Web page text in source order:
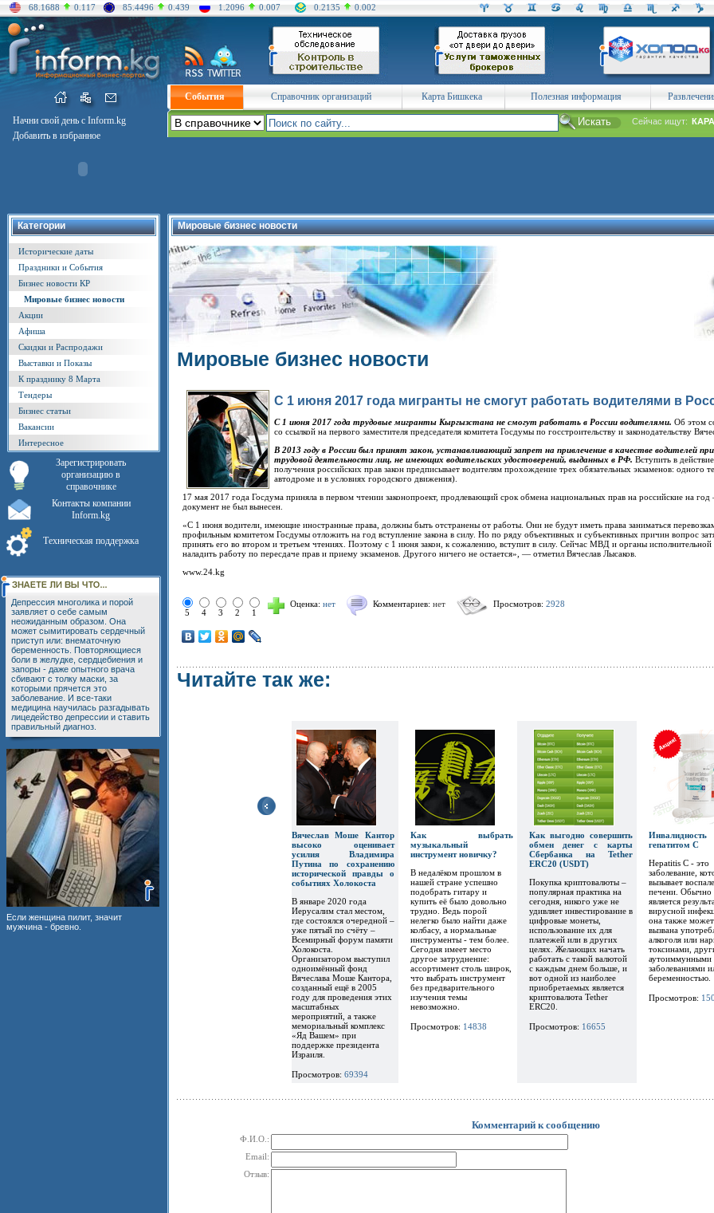
68.1688 0.117 85.4496 0.439 1.2096 0.007 0.2135 0.002
Начни свой день с Inform.kg
Добавить в избранное
События Справочник организаций Карта Бишкека Полезная информация
Сейчас ищут:
Категории
Исторические даты
Праздники и События
Бизнес новости КР
Мировые бизнес новости
Акции
Афиша
Скидки и Распродажи
Выставки и Показы
К празднику 8 Марта
Тендеры
Бизнес статьи
Вакансии
Интересное
Зарегистрировать
организацию в
справочнике
Контакты компании
Inform.kg
Техническая поддержка
Депрессия многолика и порой
заявляет о себе самым
неожиданным образом. Она
может сымитировать сердечный
приступ или: внематочную
беременность. Повторяющиеся
боли в желудке, сердцебиения и
запоры - даже опытного врача
сбивают с толку маски, за
которыми прячется это
заболевание. И все-таки
медицина научилась разгадывать
лицедейство депрессии и ставить
правильный диагноз.
Если женщина пилит, значит
мужчина - бревно.
Мировые бизнес новости
Мировые бизнес новости
С 1 июня 2017 года мигранты не смогут работать водителями в
С 1 июня 2017 года трудовые мигранты Кыргызстана не смогут работать в России водителями. Об этом
со ссылкой на первого заместителя председателя комитета Госдумы по госстроительству и законодательству
В 2013 году в России был принят закон, устанавливающий запрет на привлечение в качестве водителей
трудовой деятельности лиц, не имеющих водительских удостоверений, выданных в РФ. Вступить в
получения российских прав закон предписывает водителям прохождение трех обязательных экзаменов: одного
автодроме и в условиях городского движения).
17 мая 2017 года Госдума приняла в первом чтении законопроект, продлевающий срок обмена национальных прав на российские на
документ не был вынесен.
«С 1 июня водители, имеющие иностранные права, должны быть отстранены от работы. Они не будут иметь права заниматься
профильным комитетом Госдумы отложить на год вступление закона в силу. Но по ряду объективных и субъективных причин вопрос
принять его во втором и третьем чтениях. Поэтому с 1 июня закон, к сожалению, вступит в силу. Сейчас МВД и органы исполнительной
наладить работу по пересдаче прав и приему экзаменов. Другого ничего не остается», — отметил Вячеслав Лысаков.
www.24.kg
5 4 3 2 1
Оценка: нет Комментариев: нет Просмотров: 2928
Читайте так же:
Вячеслав Моше Кантор
высоко оценивает
усилия Владимира
Путина по сохранению
исторической правды о
событиях Холокоста
В январе 2020 года
Иерусалим стал местом,
где состоялся очередной –
уже пятый по счёту –
Всемирный форум памяти
Холокоста.
Организатором выступил
одноимённый фонд
Вячеслава Моше Кантора,
созданный ещё в 2005
году для проведения этих
масштабных
мероприятий, а также
мемориальный комплекс
«Яд Вашем» при
поддержке президента
Израиля.
Просмотров: 69394
Как выбрать
музыкальный
инструмент новичку?
В недалёком прошлом в
нашей стране успешно
подобрать гитару и
купить её было довольно
трудно. Ведь порой
нелегко было найти даже
колбасу, а нормальные
инструменты - тем более.
Сегодня имеет место
другое затруднение:
ассортимент столь широк,
что выбрать инструмент
без предварительного
изучения темы
невозможно.
Просмотров: 14838
Как выгодно совершить
обмен денег с карты
Сбербанка на Tether
ERC20 (USDT)
Покупка криптовалюты –
популярная практика на
сегодня, никого уже не
удивляет инвестирование в
цифровые монеты,
использование их для
платежей или в других
целях. Желающих начать
работать с такой валютой
с каждым днем больше, и
вот одной из наиболее
приобретаемых является
криптовалюта Tether
ERC20.
Просмотров: 16655
гепатитом С
Hepatitis C - это
заболевание,
вызывает
печени. Обычно
является
вирусной
она также может
вызвана
алкоголя или
токсинами,
аутоиммунными
заболеваниями
беременностью.
Просмотров:
Комментарий к сообщению
Ф.И.О.:
Email:
Отзыв: